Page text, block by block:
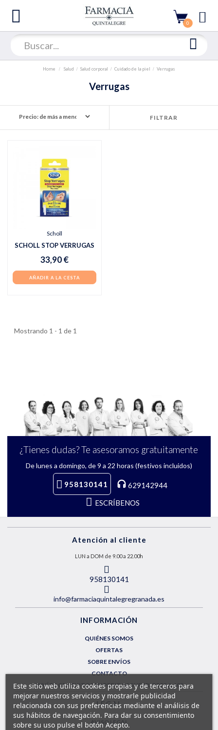
0
Home Salud Salud corporal Cuidado de la piel Verrugas
Verrugas
FILTRAR
Scholl
SCHOLL STOP VERRUGAS
33,90 €
AÑADIR A LA CESTA
Mostrando 1 - 1 de 1
¿Tienes dudas? Te asesoramos gratuitamente
De lunes a domingo, de 9 a 22 horas (festivos incluidos)
958130141
629142944
ESCRÍBENOS
Atención al cliente
LUN a DOM de 9.00 a 22.00h
958130141
info@farmaciaquintalegregranada.es
INFORMACIÓN
QUIÉNES SOMOS
OFERTAS
SOBRE ENVÍOS
CONTACTO
ENVÍOS GRATUITOS EN PEDIDOS SUPERIORES A 60€
LEGAL
AVISO LEGAL
Este sitio web utiliza cookies propias y de terceros para
mejorar nuestros servicios y mostrarle publicidad
relacionada con sus preferencias mediante el análisis de
sus hábitos de navegación. Para dar su consentimiento
sobre su uso pulse el botón Acepto.